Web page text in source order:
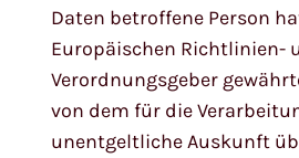
Daten betroffene Person
Europäischen Richtlinien-
Verordnungsgeber
von dem für die
unentgeltliche Auskunft